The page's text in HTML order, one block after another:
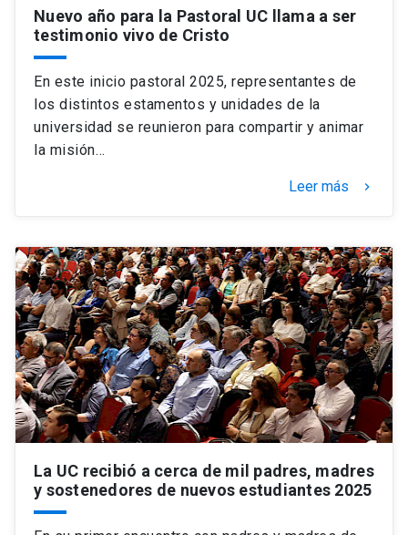
Nuevo año para la Pastoral UC llama a ser
testimonio vivo de Cristo
En este inicio pastoral 2025, representantes de
los distintos estamentos y unidades de la
universidad se reunieron para compartir y animar
la misión…
Leer más keyboard_arrow_right
La UC recibió a cerca de mil padres, madres
y sostenedores de nuevos estudiantes 2025